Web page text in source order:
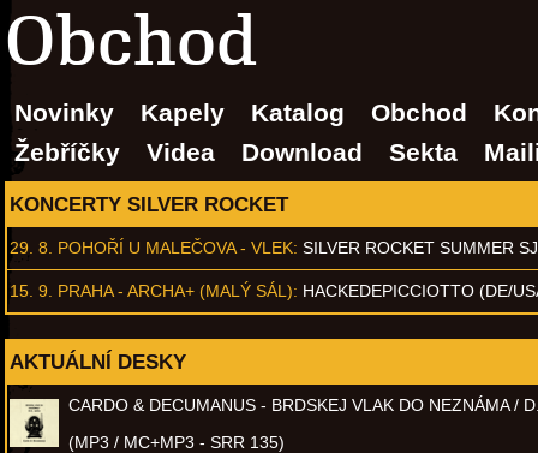
Obchod
Novinky Kapely Katalog Obchod
Žebříčky
Videa Download Sekta
KONCERTY SILVER ROCKET
29. 8. POHOŘÍ U MALEČOVA - VLEK: SILVER ROCKET SUMMER
15. 9. PRAHA - ARCHA+ (MALÝ SÁL): HACKEDEPICCIOTTO (DE/
AKTUÁLNÍ DESKY
CARDO & DECUMANUS - BRDSKEJ VLAK DO NEZNÁMA /
(MP3 / MC+MP3 - SRR 135)